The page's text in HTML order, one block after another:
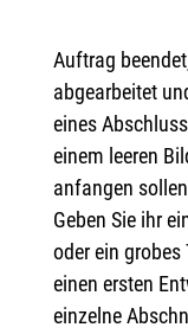
Auftrag
abgearbeitet
eines
einem leeren
anfangen
Geben Sie ihr
oder ein
einen ersten
einzelne